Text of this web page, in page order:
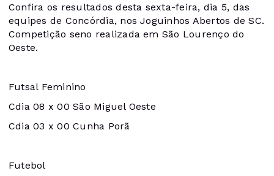
Confira os resultados desta sexta-feira, dia 5, das
equipes de Concórdia, nos Joguinhos Abertos de SC.
Competição seno realizada em São Lourenço do
Oeste.
Futsal Feminino
Cdia 08 x 00 São Miguel Oeste
Cdia 03 x 00 Cunha Porã
Futebol